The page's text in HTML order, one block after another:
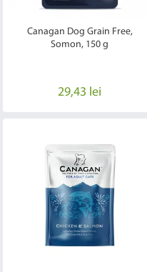
Canagan Dog Grain Free,
Somon, 150 g
29,43 lei